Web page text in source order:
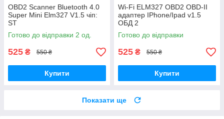
OBD2 Scanner Bluetooth 4.0
Super Mini Elm327 V1.5 чіп:
ST
Готово до відправки 2 од.
525 ₴ 550 ₴
Купити
Wi-Fi ELM327 OBD2 OBD-II
адаптер IPhone/Ipad v1.5
ОБД 2
Готово до відправки
525 ₴ 550 ₴
Купити
Показати ще